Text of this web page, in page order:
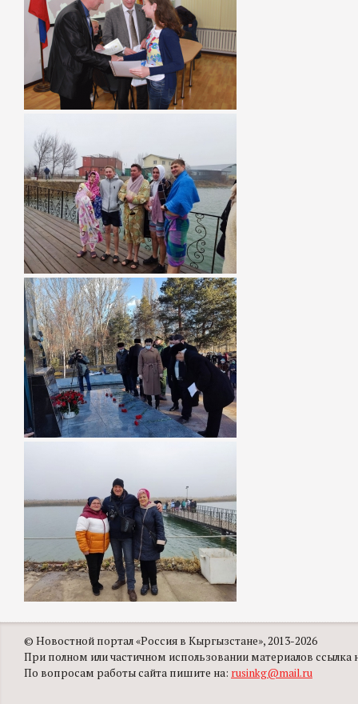
© Новостной портал «Россия в Кыргызстане», 2013-2026
При полном или частичном использовании материалов ссылка
По вопросам работы сайта пишите на: rusinkg@mail.ru